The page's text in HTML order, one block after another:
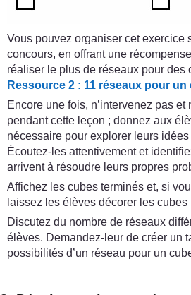
Vous pouvez organiser cet exercice
concours, en offrant une
réaliser le plus de réseaux pour des
Ressource 2 : 11 réseaux pour un
Encore une fois, n’intervenez pas et
pendant cette leçon ; donnez aux
nécessaire pour explorer leurs idées
Écoutez-les attentivement et
arrivent à résoudre leurs propres
Affichez les cubes terminés et, si
laissez les élèves décorer les
Discutez du nombre de réseaux
élèves. Demandez-leur de créer un
possibilités d’un réseau pour un